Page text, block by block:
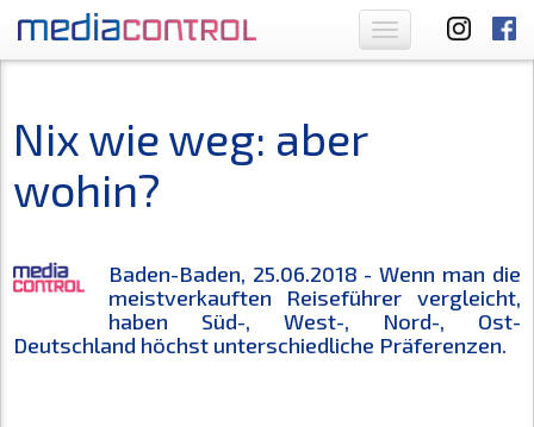
Toggle
navigation
Nix wie weg: aber
wohin?
Baden-Baden, 25.06.2018 - Wenn man die
meistverkauften Reiseführer vergleicht,
haben Süd-, West-, Nord-, Ost-
Deutschland höchst unterschiedliche Präferenzen.